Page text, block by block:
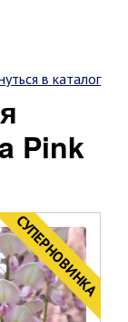
в каталог
Pink
CУПЕРНОВИНКА